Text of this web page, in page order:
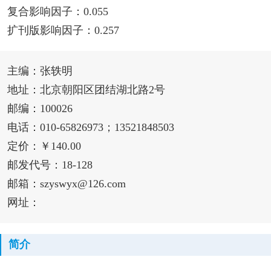
复合影响因子：0.055
扩刊版影响因子：0.257
主编：张轶明
地址：北京朝阳区团结湖北路2号
邮编：100026
电话：010-65826973；13521848503
定价：￥140.00
邮发代号：18-128
邮箱：szyswyx@126.com
网址：
简介